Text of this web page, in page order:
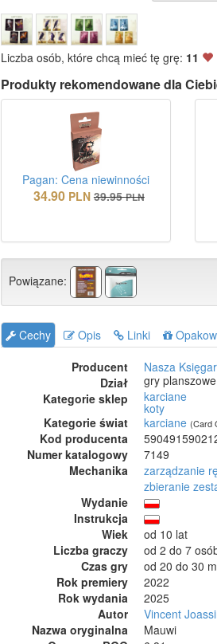
Liczba osób, które chcą mieć tę grę: 11
Produkty rekomendowane dla
Pagan: Cena niewinności
34.90 PLN 39.95 PLN
Powiązane:
Cechy Opis Linki
Producent
Nasza
Dział
gry planszowe
Kategorie sklep
karciane
koty
Kategorie świat
karciane (Card
Kod producenta
Numer katalogowy
7149
Mechanika
zarządzanie
zbieranie
Wydanie
Instrukcja
Wiek
od 10 lat
Liczba graczy
od 2 do 7
Czas gry
od 20 do 30
Rok premiery
2022
Rok wydania
2025
Autor
Vincent
Nazwa oryginalna
Mauwi